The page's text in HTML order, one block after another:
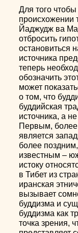
Для того
происхожении
Йаджудж ва
отбросить
остановиться
источника
теперь
обозначить
может
о том, что
буддийская
источника, а
Первым,
является
более
известным –
истоку
в Тибет из
иранская
вызывает
буддизма и
буддизма как
точка зрения,